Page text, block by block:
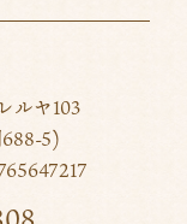
ルヤ103
5)